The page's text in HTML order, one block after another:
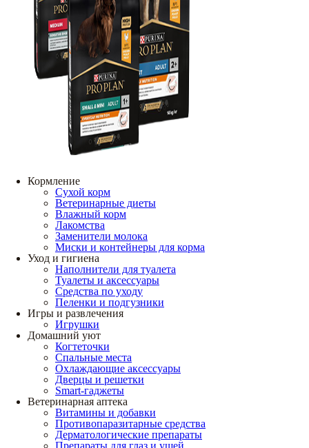
Кормление
Сухой корм
Ветеринарные диеты
Влажный корм
Лакомства
Заменители молока
Миски и контейнеры для корма
Уход и гигиена
Наполнители для туалета
Туалеты и аксессуары
Средства по уходу
Пеленки и подгузники
Игры и развлечения
Игрушки
Домашний уют
Когтеточки
Спальные места
Охлаждающие аксессуары
Дверцы и решетки
Smart-гаджеты
Ветеринарная аптека
Витамины и добавки
Противопаразитарные средства
Дерматологические препараты
Препараты для глаз и ушей